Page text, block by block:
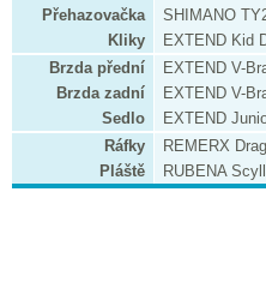
Přehazovačka
SHIMANO
Kliky
EXTEND Kid
Brzda přední
EXTEND V-
Brzda zadní
EXTEND V-
Sedlo
EXTEND
Ráfky
REMERX
Pláště
RUBENA